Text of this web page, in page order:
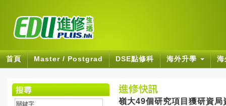
首頁 Master / Postgrad DSE點修科 海外升學
嶺大49個研究項目獲研資